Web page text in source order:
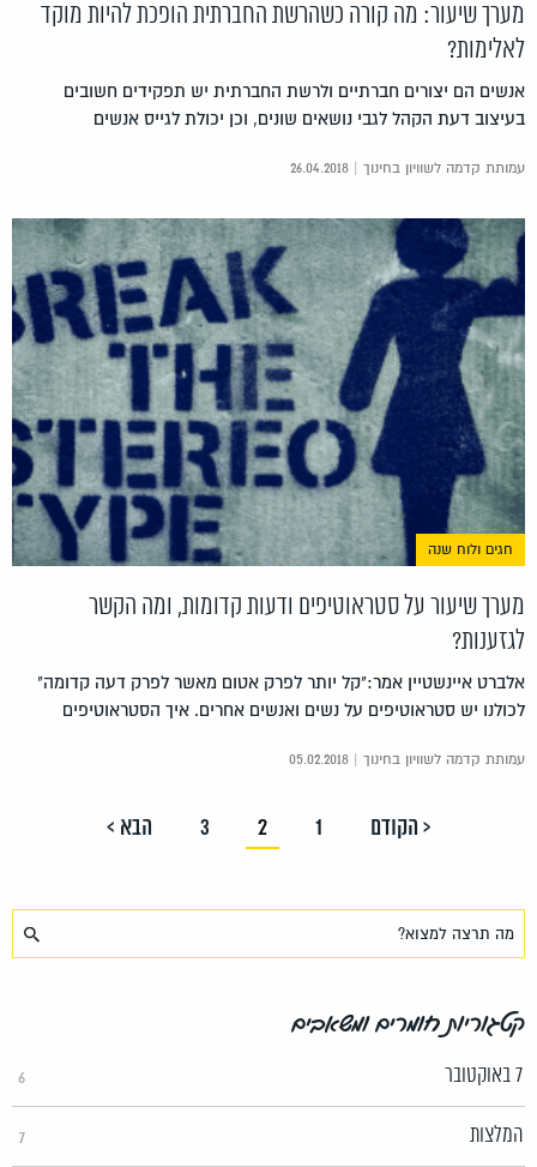
מערך שיעור: מה קורה כשהרשת החברתית הופכת להיות מוקד
לאלימות?
אנשים הם יצורים חברתיים ולרשת החברתית יש תפקידים חשובים
בעיצוב דעת הקהל לגבי נושאים שונים, וכן יכולת לגייס אנשים
עמותת קדמה לשוויון בחינוך | 26.04.2018
חגים ולוח שנה
מערך שיעור על סטראוטיפים ודעות קדומות, ומה הקשר
לגזענות?
אלברט איינשטיין אמר:"קל יותר לפרק אטום מאשר לפרק דעה קדומה"
לכולנו יש סטראוטיפים על נשים ואנשים אחרים. איך הסטראוטיפים
עמותת קדמה לשוויון בחינוך | 05.02.2018
< הקודם 1
2
3 הבא >
קטגוריות חומרים ומשאבים
7 באוקטובר 6
המלצות 7